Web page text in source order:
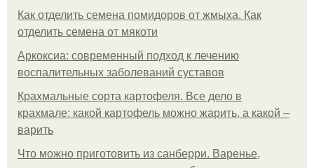
Как отделить семена помидоров от жмыха. Как
отделить семена от мякоти
Аркоксиа: современный подход к лечению
воспалительных заболеваний суставов
Крахмальные сорта картофеля. Все дело в
крахмале: какой картофель можно жарить, а какой –
варить
Что можно приготовить из санберри. Варенье,